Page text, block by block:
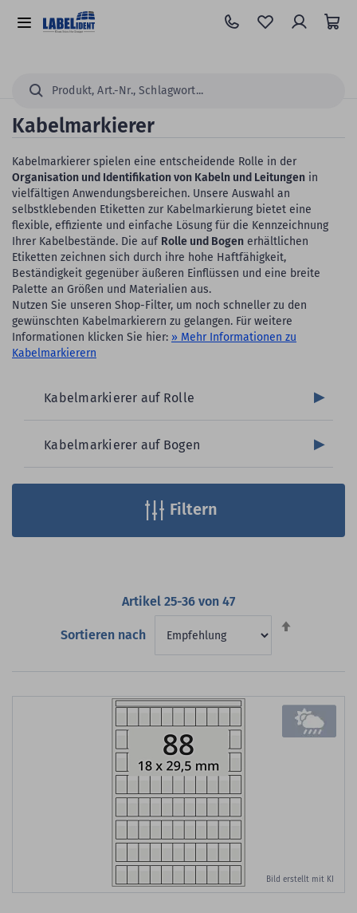
Hauptinhalt
springen
Alle
Suchen...
Kabelmarkierer
Kabelmarkierer spielen eine entscheidende Rolle in der
Organisation und Identifikation von Kabeln und Leitungen in
vielfältigen Anwendungsbereichen. Unsere Auswahl an
selbstklebenden Etiketten zur Kabelmarkierung bietet eine
flexible, effiziente und einfache Lösung für die Kennzeichnung
Ihrer Kabelbestände. Die auf Rolle und Bogen erhältlichen
Etiketten zeichnen sich durch ihre hohe Haftfähigkeit,
Beständigkeit gegenüber äußeren Einflüssen und eine breite
Palette an Größen und Materialien aus.
Nutzen Sie unseren Shop-Filter, um noch schneller zu den
gewünschten Kabelmarkierern zu gelangen. Für weitere
Informationen klicken Sie hier: » Mehr Informationen zu
Kabelmarkierern
Kabelmarkierer auf Rolle
Kabelmarkierer auf Bogen
Artikel 25-36 von 47
Sortieren nach
Bild erstellt mit KI
Filtern